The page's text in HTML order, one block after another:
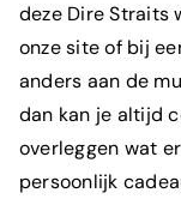
deze Dire Straits
onzesiteof bij
anders aan de
dan kan je altijd
overleggen wat
persoonlijk